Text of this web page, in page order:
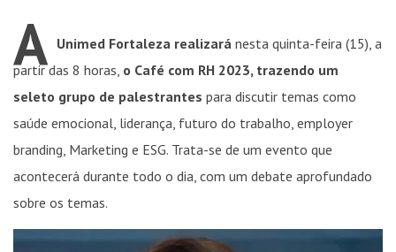
A Unimed Fortaleza realizará nesta quinta-feira (15), a
partir das 8 horas, o Café com RH 2023, trazendo um
seleto grupo de palestrantes para discutir temas como
saúde emocional, liderança, futuro do trabalho, employer
branding, Marketing e ESG. Trata-se de um evento que
acontecerá durante todo o dia, com um debate aprofundado
sobre os temas.